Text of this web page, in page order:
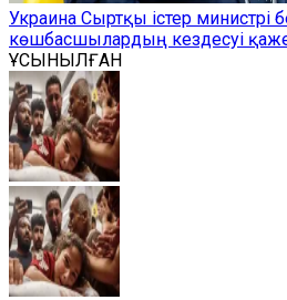
Украина Сыртқы істер министрі
көшбасшылардың кездесуі
ҰСЫНЫЛҒАН